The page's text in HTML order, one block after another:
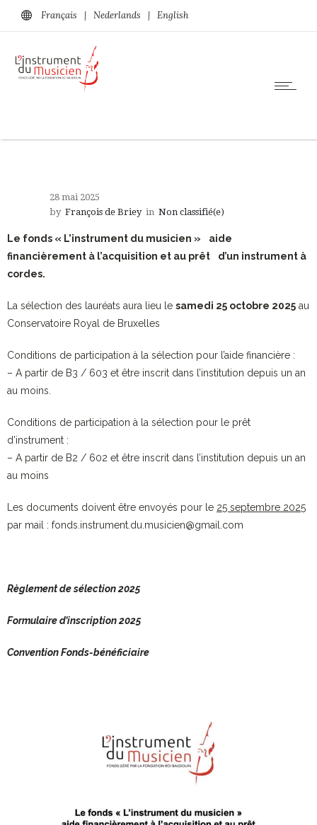
Français | Nederlands | English
28 mai 2025
by François de Briey in Non classifié(e)
Le fonds « L’instrument du musicien » aide
financièrement à l’acquisition et au prêt d’un instrument à
cordes.
La sélection des lauréats aura lieu le samedi 25 octobre 2025 au
Conservatoire Royal de Bruxelles
Conditions de participation à la sélection pour l’aide financière :
– A partir de B3 / 603 et être inscrit dans l’institution depuis un an
au moins.
Conditions de participation à la sélection pour le prêt
d’instrument :
– A partir de B2 / 602 et être inscrit dans l’institution depuis un an
au moins
Les documents doivent être envoyés pour le 25 septembre 2025
par mail : fonds.instrument.du.musicien@gmail.com
Règlement de sélection 2025
Formulaire d’inscription 2025
Convention Fonds-bénéficiaire